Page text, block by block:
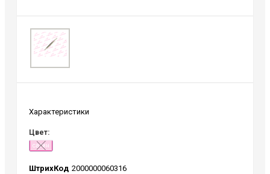
Характеристики
Цвет:
сатин
ШтрихКод 2000000060316